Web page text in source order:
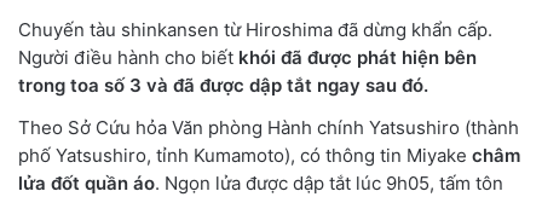
Chuyến tàu shinkansen từ Hiroshima đã dừng khẩn cấp.
Người điều hành cho biết khói đã được phát hiện bên
trong toa số 3 và đã được dập tắt ngay sau đó.
Theo Sở Cứu hỏa Văn phòng Hành chính Yatsushiro (thành
phố Yatsushiro, tỉnh Kumamoto), có thông tin Miyake châm
lửa đốt quần áo. Ngọn lửa được dập tắt lúc 9h05, tấm tôn